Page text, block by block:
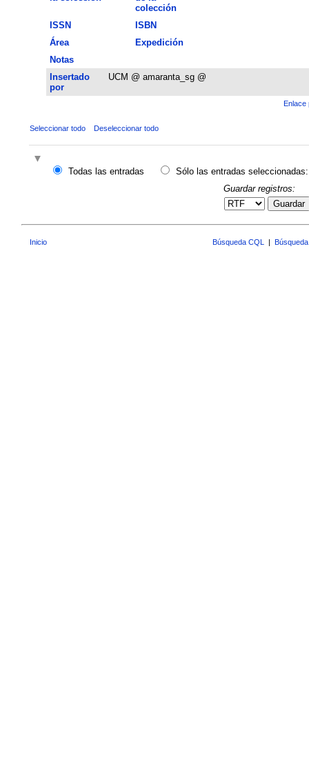
colección
ISSN
ISBN
Área
Expedición
Notas
Insertado
por
UCM @ amaranta_sg @
Enlace
Seleccionar todo Deseleccionar todo
Todas las entradas
Sólo las entradas seleccionadas:
Guardar registros:
Guardar
Inicio Búsqueda CQL